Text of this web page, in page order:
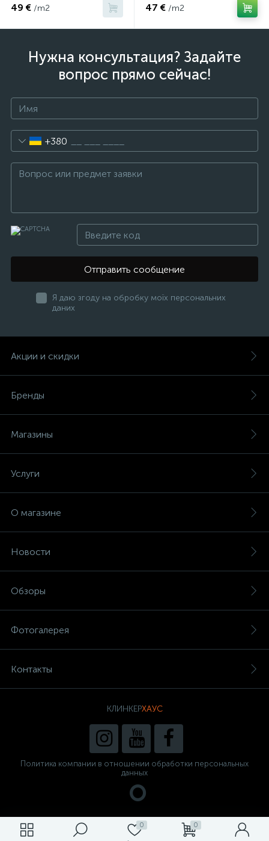
0 0
49 € /m2 47 € /m2
Нужна консультация? Задайте
вопрос прямо сейчас!
+380
Отправить сообщение
Я даю згоду на обробку моїх персональних
даних
Акции и скидки
Бренды
Магазины
Услуги
О магазине
Новости
Обзоры
Фотогалерея
Контакты
КЛИНКЕРХАУС
Политика компании в отношении обработки персональных
данных